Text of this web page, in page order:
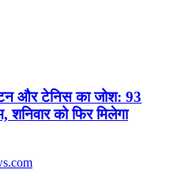
और टेनिस का जोश: 93
को फिर मिलेगा